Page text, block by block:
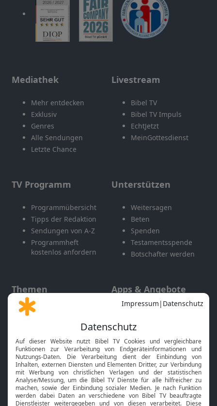
Mediathek
Mehr entdecken
Exklusiv
Genres
Alle Sendungen
Letzte Chance
Livestream
Bibel TV
Bibel TV Impuls
EchtJetzt
MeinGottesdienst
TV Programm
Programmübersicht
Tipps der Redaktion
Sendungen von A-Z
Programmheft
kostenlos anfordern
Unterstützen
Weitersagen
Beten
Spenden
Testamentsspende
Botschafter werden
Themen
Gott und Bibel erklärt
Neuigkeiten
Apps & Angebote
Mobile App
Smart TV
HbbTV
Bibelthek Online-Bibel
Nächster Gottesdienst